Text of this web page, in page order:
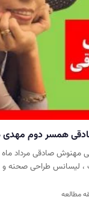
همسر دوم
، لیسانس طراحی صحنه و